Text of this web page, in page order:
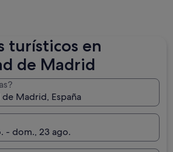
turísticos en
de Madrid
Madrid, España
- dom., 23 ago.